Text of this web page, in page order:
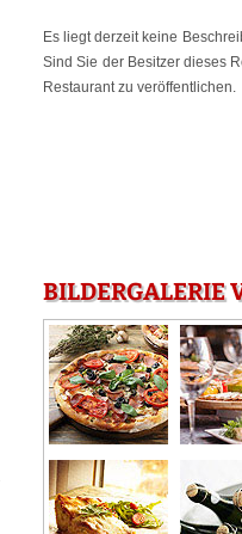
Es liegt derzeit keine
Sind Sie der Besitzer dieses
Restaurant zu veröffentlichen.
BILDERGALERIE